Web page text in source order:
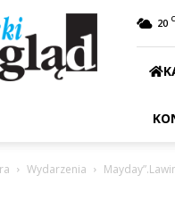
20 C
Wydarzenia